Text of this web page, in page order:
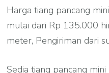
Harga tiang pancang
mulai dari Rp 135.000
meter, Pengiriman dari
Sedia tiang pancang